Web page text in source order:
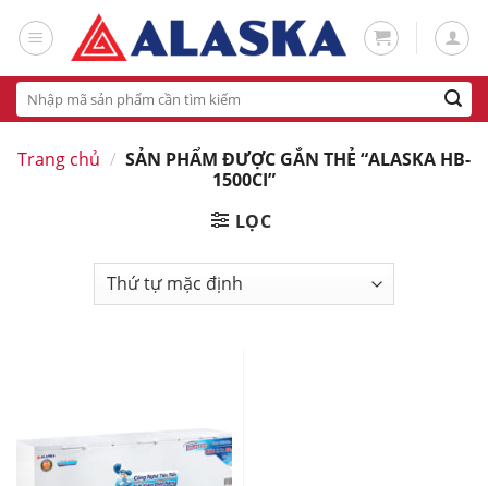
Tìm
kiếm:
Trang chủ / SẢN PHẨM ĐƯỢC GẮN THẺ “ALASKA HB-
1500CI”
LỌC